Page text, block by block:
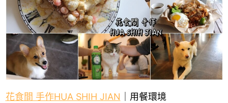
花食間 手作HUA SHIH JIAN ｜用餐環境